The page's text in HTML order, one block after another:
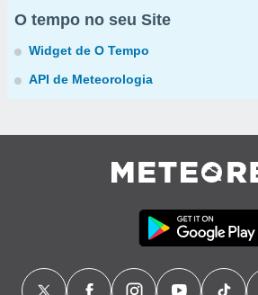
O tempo no seu Site
Widget de O Tempo
API de Meteorologia